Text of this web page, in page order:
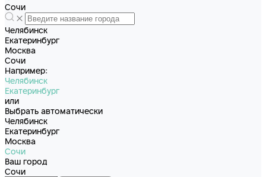
Сочи
Челябинск
Екатеринбург
Москва
Сочи
Например:
Челябинск
Екатеринбург
или
Выбрать автоматически
Челябинск
Екатеринбург
Москва
Сочи
Ваш город
Сочи